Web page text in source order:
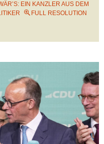
EIN KANZLER AUS DEM
FULL RESOLUTION